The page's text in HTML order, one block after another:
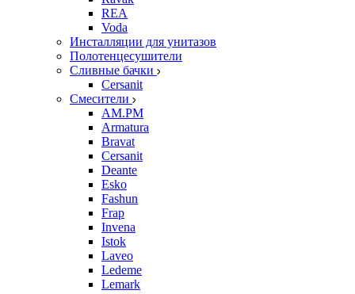
REA
Voda
Инсталляции для унитазов
Полотенцесушители
Сливные бачки
Cersanit
Смесители
AM.PM
Armatura
Bravat
Cersanit
Deante
Esko
Fashun
Frap
Invena
Istok
Laveo
Ledeme
Lemark